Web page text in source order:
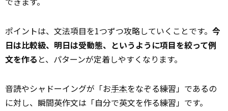
ポイントは、文法項目を1つずつ攻略していくことです。 今
日は比較級、明日は受動態、というように項目を絞って例
文を作る と、パターンが定着しやすくなります。
音読やシャドーイングが「お手本をなぞる練習」であるの
に対し、瞬間英作文は「自分で英文を作る練習」です。